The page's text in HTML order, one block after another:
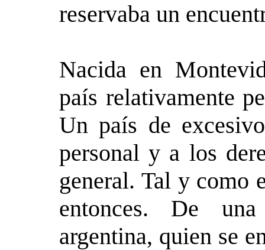
reservaba un
Nacida en
país relativamente
Un país de
personal y a los
general. Tal y como
entonces. De
argentina, quien se